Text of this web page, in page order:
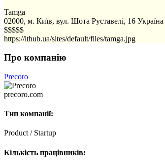
Tamga
02000, м. Київ, вул. Шота Руставелі, 16 Україна
$$$$$
https://ithub.ua/sites/default/files/tamga.jpg
Про компанію
Precoro
precoro.com
Тип компанії:
Product / Startup
Кількість працівників: